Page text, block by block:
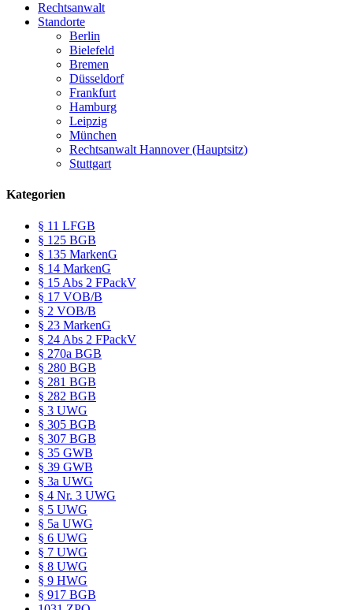
Rechtsanwalt
Standorte
Berlin
Bielefeld
Bremen
Düsseldorf
Frankfurt
Hamburg
Leipzig
München
Rechtsanwalt Hannover (Hauptsitz)
Stuttgart
Kategorien
§ 11 LFGB
§ 125 BGB
§ 135 MarkenG
§ 14 MarkenG
§ 15 Abs 2 FPackV
§ 17 VOB/B
§ 2 VOB/B
§ 23 MarkenG
§ 24 Abs 2 FPackV
§ 270a BGB
§ 280 BGB
§ 281 BGB
§ 282 BGB
§ 3 UWG
§ 305 BGB
§ 307 BGB
§ 35 GWB
§ 39 GWB
§ 3a UWG
§ 4 Nr. 3 UWG
§ 5 UWG
§ 5a UWG
§ 6 UWG
§ 7 UWG
§ 8 UWG
§ 9 HWG
§ 917 BGB